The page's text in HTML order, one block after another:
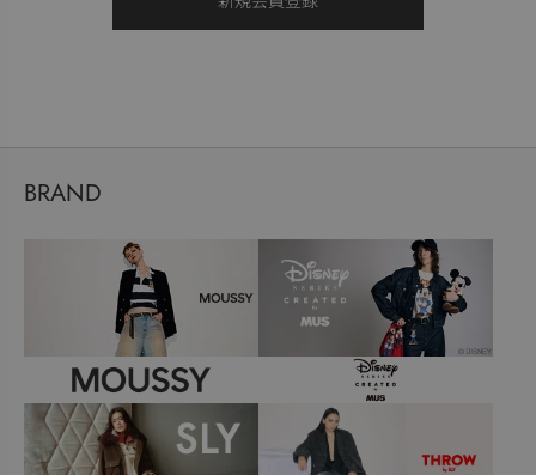
BRAND